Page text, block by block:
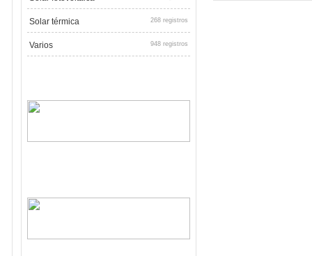
Solar térmica 268 registros
Varios 948 registros